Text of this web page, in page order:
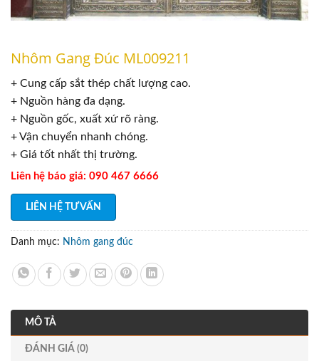
Nhôm Gang Đúc ML009211
+ Cung cấp sắt thép chất lượng cao.
+ Nguồn hàng đa dạng.
+ Nguồn gốc, xuất xứ rõ ràng.
+ Vận chuyển nhanh chóng.
+ Giá tốt nhất thị trường.
Liên hệ báo giá: 090 467 6666
LIÊN HỆ TƯ VẤN
Danh mục: Nhôm gang đúc
MÔ TẢ
ĐÁNH GIÁ (0)